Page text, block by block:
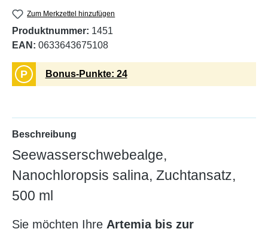
Zum Merkzettel hinzufügen
Produktnummer: 1451
EAN: 0633643675108
P Bonus-Punkte: 24
Beschreibung
Seewasserschwebealge,
Nanochloropsis salina, Zuchtansatz,
500 ml
Sie möchten Ihre Artemia bis zur